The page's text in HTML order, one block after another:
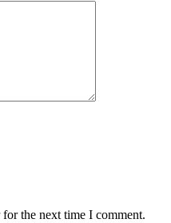
the next time I comment.